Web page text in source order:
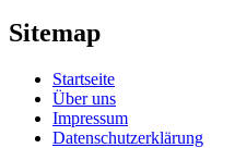
Sitemap
Startseite
Über uns
Impressum
Datenschutzerklärung